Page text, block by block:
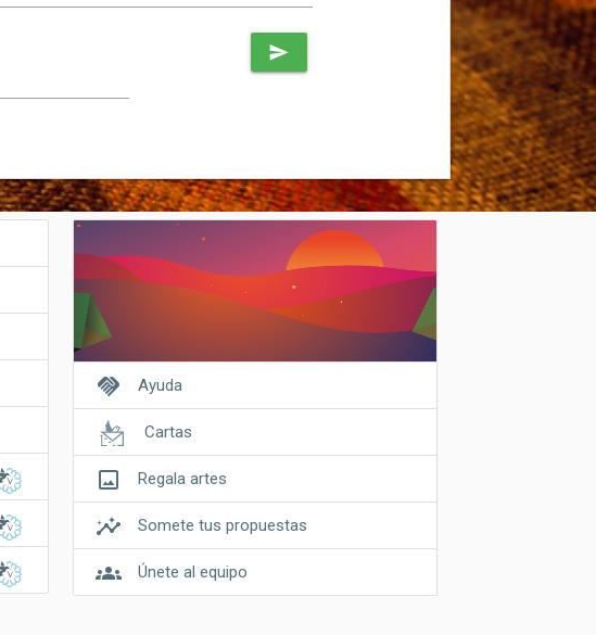
send
handshake Ayuda
Cartas
crop_original Regala artes
insights Somete tus propuestas
groups Únete al equipo